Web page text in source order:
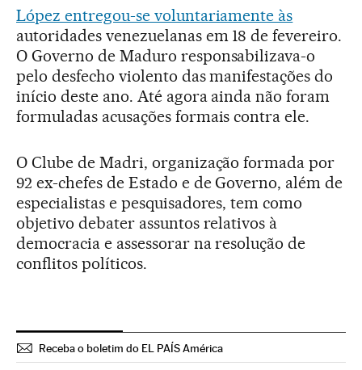
López entregou-se voluntariamente às
autoridades venezuelanas em 18 de fevereiro.
O Governo de Maduro responsabilizava-o
pelo desfecho violento das manifestações do
início deste ano. Até agora ainda não foram
formuladas acusações formais contra ele.
O Clube de Madri, organização formada por
92 ex-chefes de Estado e de Governo, além de
especialistas e pesquisadores, tem como
objetivo debater assuntos relativos à
democracia e assessorar na resolução de
conflitos políticos.
Receba o boletim do EL PAÍS América